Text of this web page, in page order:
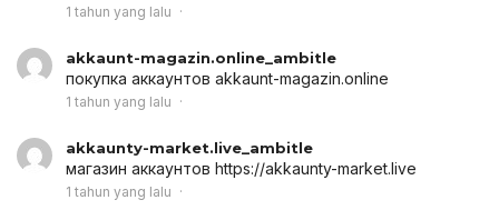
1 tahun yang lalu
akkaunt-magazin.online_ambitle
покупка аккаунтов akkaunt-magazin.online
1 tahun yang lalu
akkaunty-market.live_ambitle
магазин аккаунтов https://akkaunty-market.live
1 tahun yang lalu